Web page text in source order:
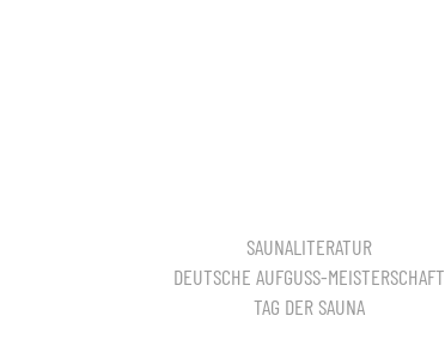
SAUNALITERATUR
DEUTSCHE AUFGUSS-MEISTERSCHAFT
TAG DER SAUNA